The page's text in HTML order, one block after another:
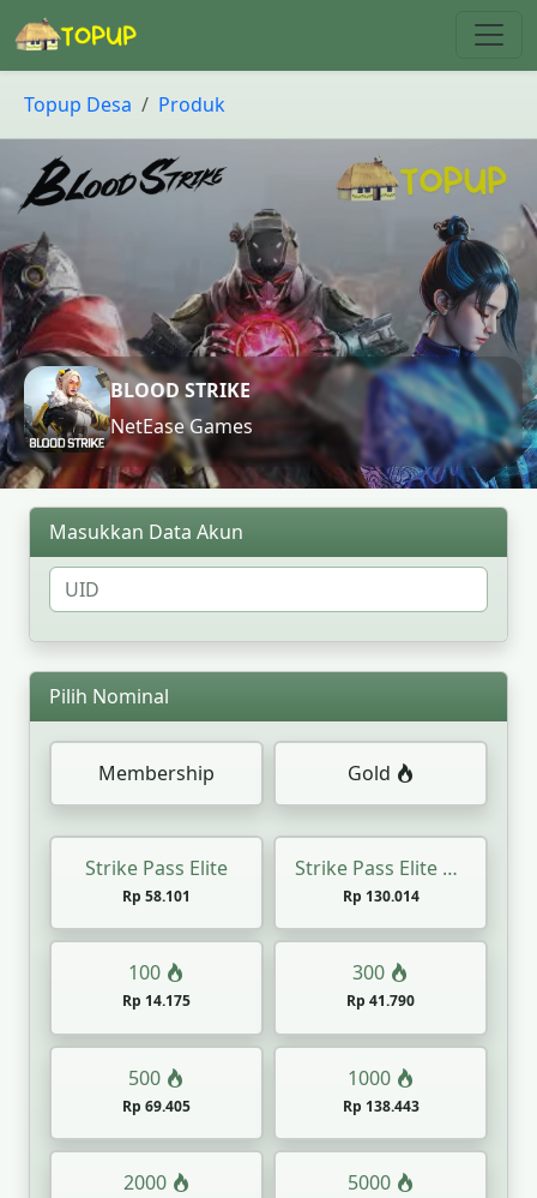
Topup Desa Produk
BLOOD STRIKE
NetEase Games
Masukkan Data Akun
Pilih Nominal
Membership Gold
Strike Pass Elite
Rp 58.101
Strike Pass Elite Plus
Rp 130.014
100
Rp 14.175
300
Rp 41.790
500
Rp 69.405
1000
Rp 138.443
2000 5000